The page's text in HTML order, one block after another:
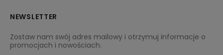
NEWSLETTER
Zostaw nam swój adres mailowy i otrzymuj informacje o
promocjach i nowościach.